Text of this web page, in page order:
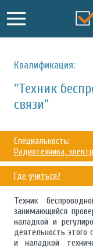
Квалификация:
"Техник
связи"
Специальность:
Радиотехника,
Где учиться?
Техник
занимающийся
наладкой и
деятельность этого
и наладкой